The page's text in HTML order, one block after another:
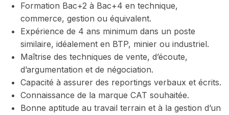
Formation Bac+2 à Bac+4 en technique,
commerce, gestion ou équivalent.
Expérience de 4 ans minimum dans un poste
similaire, idéalement en BTP, minier ou industriel.
Maîtrise des techniques de vente, d’écoute,
d’argumentation et de négociation.
Capacité à assurer des reportings verbaux et écrits.
Connaissance de la marque CAT souhaitée.
Bonne aptitude au travail terrain et à la gestion d’un